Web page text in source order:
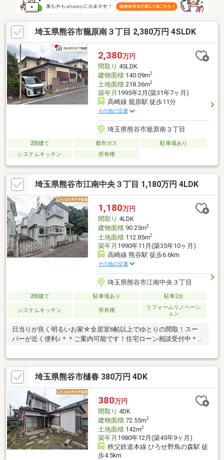
埼玉県熊谷市籠原南３丁目 2,380万円 4SLDK
2,380万円
間取り 4SLDK
建物面積140.09m2
土地面積218.36m2
築年月 1995年2月(築31年7ヶ月)
高崎線 籠原駅 徒歩11分
その他の交通
埼玉県熊谷市籠原南３丁目
2階建て 都市ガス
駐車場あり
システムキッチン
所有権
埼玉県熊谷市江南中央３丁目 1,180万円 4LDK
1,180万円
間取り 4LDK
建物面積90.25m2
土地面積112.85m2
築年月 1990年11月(築35年10ヶ月)
高崎線 熊谷駅 徒歩6.6km
その他の交通
埼玉県熊谷市江南中央３丁目
2階建て 駐車場あり 駐車2台
システムキッチン 所有権
リフォームリノベーシ
ョン
日当りが良く明るいお家☆全居室6帖以上でゆとりの間取！スー
パーが近く便利♪＊＊ご案内可能です！住宅ローン相談受付中＊＊
埼玉県熊谷市樋春 380万円 4DK
380万円
間取り 4DK
建物面積72.55m2
土地面積142m2
築年月 1980年12月(築45年9ヶ月)
秩父鉄道本線 ひろせ野鳥の森駅 徒
歩4.5km